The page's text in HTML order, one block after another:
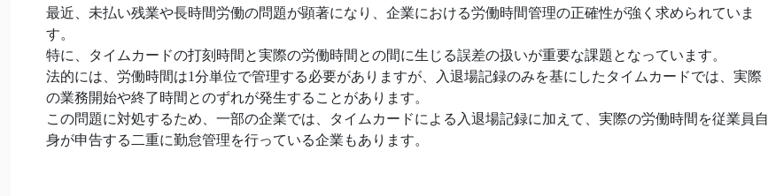
最近、未払い残業や長時間労働の問題が顕著になり、企業における労働時間管理の正確性が強く求められていま
す。
特に、タイムカードの打刻時間と実際の労働時間との間に生じる誤差の扱いが重要な課題となっています。
法的には、労働時間は1分単位で管理する必要がありますが、入退場記録のみを基にしたタイムカードでは、実際
の業務開始や終了時間とのずれが発生することがあります。
この問題に対処するため、一部の企業では、タイムカードによる入退場記録に加えて、実際の労働時間を従業員自
身が申告する二重に勤怠管理を行っている企業もあります。